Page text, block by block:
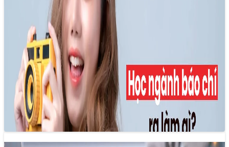
Nghề báo chí: Hành trình trở thành nhà
báo
09/11/2024 18:36
Tại Việt Nam, để trở thành nhà báo chuyên nghiệp, người
làm báo cần phải có ít nhất 3 năm công tác tại…